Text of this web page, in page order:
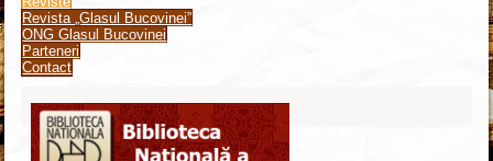
Revista „Glasul Bucovinei”
ONG Glasul Bucovinei
Parteneri
Contact